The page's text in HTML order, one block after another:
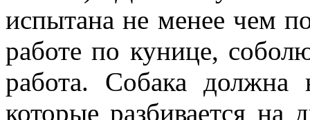
испытана не менее чем
работе по кунице,
работа. Собака
которые разбивается